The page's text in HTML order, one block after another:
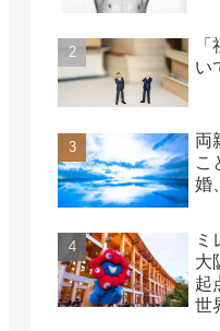
い
両
こ
婚
ミ
大
起
世